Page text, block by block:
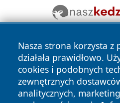
Nasza strona korzysta z
działała prawidłowo.
cookies i podobnych
zewnętrznych
analitycznych,